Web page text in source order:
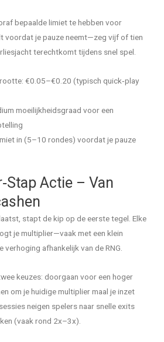
bepaalde limiet te hebben voor
voordat je pauze neemt—zeg vijf of tien
terechtkomt tijdens snel spel.
€0.05–€0.20 (typisch quick‑play
moeilijkheidsgraad voor een
in (5–10 rondes) voordat je pauze
Actie – Van
stapt de kip op de eerste tegel. Elke
je multiplier—vaak met een klein
afhankelijk van de RNG.
keuzes: doorgaan voor een hoger
om je huidige multiplier maal je inzet
neigen spelers naar snelle exits
(vaak rond 2x–3x).